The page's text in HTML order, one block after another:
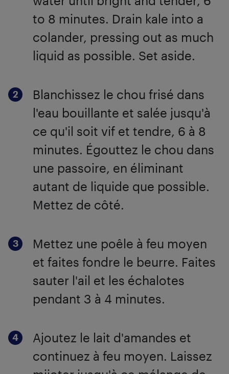
to 8 minutes. Drain kale into a
colander, pressing out as much
liquid as possible. Set aside.
Blanchissez le chou frisé dans
l'eau bouillante et salée jusqu'à
ce qu'il soit vif et tendre, 6 à 8
minutes. Égouttez le chou dans
une passoire, en éliminant
autant de liquide que possible.
Mettez de côté.
Mettez une poêle à feu moyen
et faites fondre le beurre. Faites
sauter l'ail et les échalotes
pendant 3 à 4 minutes.
Ajoutez le lait d'amandes et
continuez à feu moyen. Laissez